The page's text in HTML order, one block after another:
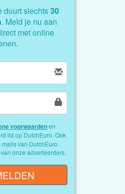
duurt slechts30
. Meld je nu aan
met online
voorwaardenen
DutchEuro
onze adverteerders.